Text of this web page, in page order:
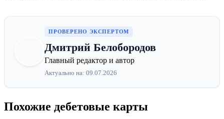
ПРОВЕРЕНО ЭКСПЕРТОМ
Дмитрий Белобородов
Главный редактор и автор
Актуально на: 09.07.2026
Похожие дебетовые карты